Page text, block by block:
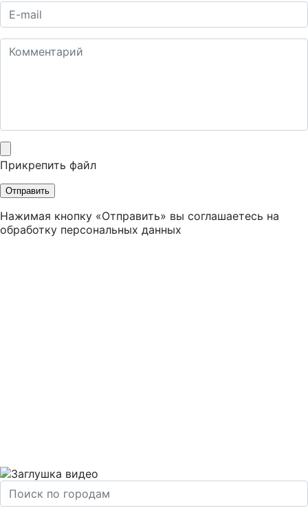
Прикрепить файл
Отправить
Нажимая кнопку «Отправить» вы соглашаетесь на
обработку персональных данных